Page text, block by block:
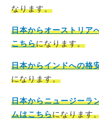
なります。
日本からオーストリア
こちらになります。
日本からインドへの格
になります。
日本からニュージーラ
ムはこちらになります